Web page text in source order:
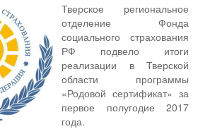
Тверское региональное
отделение Фонда
социального страхования
РФ подвело итоги
реализации в Тверской
области программы
«Родовой сертификат» за
первое полугодие 2017
года.